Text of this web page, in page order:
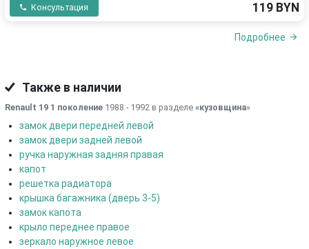
Консультация 119 BYN
Подробнее
Также в наличии
Renault 19 1 поколение 1988 - 1992 в разделе «кузовщина»
замок двери передней левой
замок двери задней левой
ручка наружная задняя правая
капот
решетка радиатора
крышка багажника (дверь 3-5)
замок капота
крыло переднее правое
зеркало наружное левое